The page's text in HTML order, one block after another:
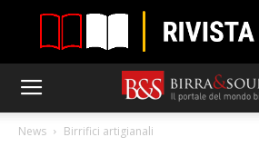
News Birrifici artigianali